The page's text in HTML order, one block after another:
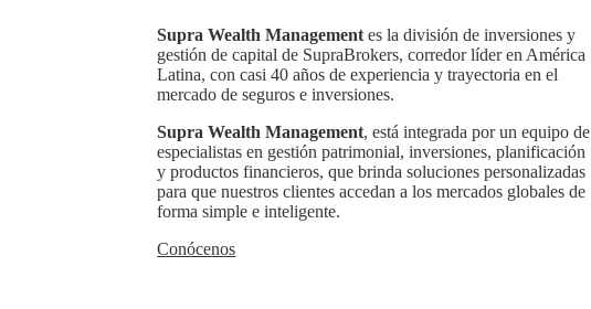
Supra Wealth Management es la división de inversiones y
gestión de capital de SupraBrokers, corredor líder en América
Latina, con casi 40 años de experiencia y trayectoria en el
mercado de seguros e inversiones.
SupraWealth Management, está integrada por un equipo de
especialistas en gestión patrimonial, inversiones, planificación
y productos financieros, que brinda soluciones personalizadas
para que nuestros clientes accedan a los mercados globales de
forma simple e inteligente.
Conócenos